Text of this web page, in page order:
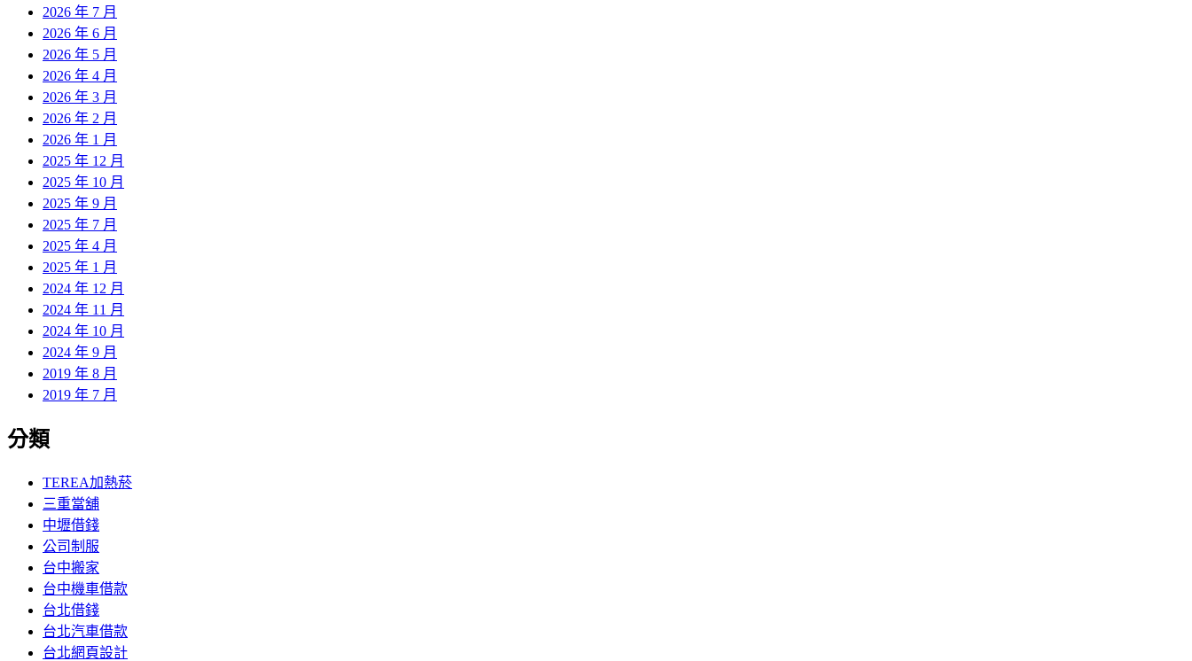
2026 年 7 月
2026 年 6 月
2026 年 5 月
2026 年 4 月
2026 年 3 月
2026 年 2 月
2026 年 1 月
2025 年 12 月
2025 年 10 月
2025 年 9 月
2025 年 7 月
2025 年 4 月
2025 年 1 月
2024 年 12 月
2024 年 11 月
2024 年 10 月
2024 年 9 月
2019 年 8 月
2019 年 7 月
分類
TEREA加熱菸
三重當舖
中壢借錢
公司制服
台中搬家
台中機車借款
台北借錢
台北汽車借款
台北網頁設計